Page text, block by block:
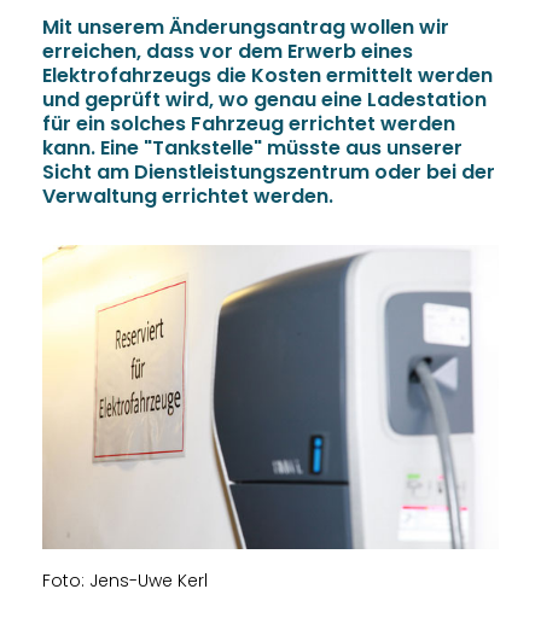
Mit unserem Änderungsantrag wollen wir
erreichen, dass vor dem Erwerb eines
Elektrofahrzeugs die Kosten ermittelt werden
und geprüft wird, wo genau eine Ladestation
für ein solches Fahrzeug errichtet werden
kann. Eine "Tankstelle" müsste aus unserer
Sicht am Dienstleistungszentrum oder bei der
Verwaltung errichtet werden.
Foto: Jens-Uwe Kerl